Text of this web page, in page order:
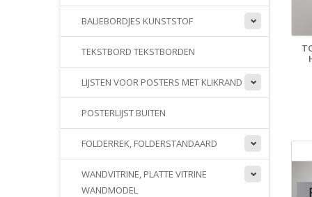
BALIEBORDJES KUNSTSTOF
TEKSTBORD TEKSTBORDEN
LIJSTEN VOOR POSTERS MET KLIKRAND
POSTERLIJST BUITEN
FOLDERREK, FOLDERSTANDAARD
WANDVITRINE, PLATTE VITRINE
WANDMODEL